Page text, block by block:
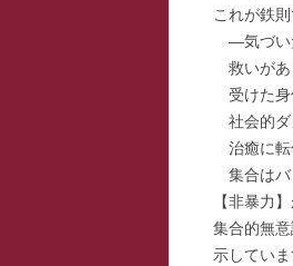
これが鉄則
―気づい
救いがあ
受けた身
社会的ダ
治癒に転
集合はバ
【非暴力
集合的無
示していま